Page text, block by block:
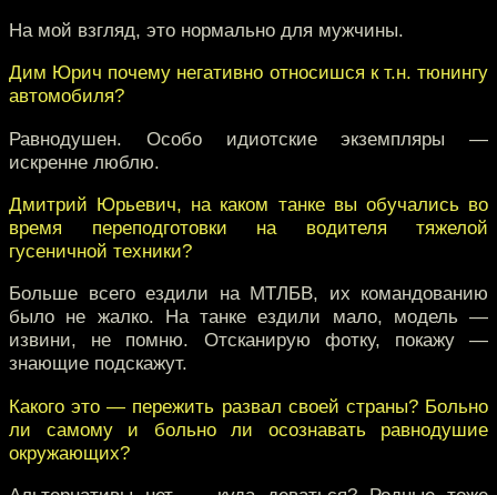
На мой взгляд, это нормально для мужчины.
Дим Юрич почему негативно относишся к т.н. тюнингу
автомобиля?
Равнодушен. Особо идиотские экземпляры —
искренне люблю.
Дмитрий Юрьевич, на каком танке вы обучались во
время переподготовки на водителя тяжелой
гусеничной техники?
Больше всего ездили на МТЛБВ, их командованию
было не жалко. На танке ездили мало, модель —
извини, не помню. Отсканирую фотку, покажу —
знающие подскажут.
Какого это — пережить развал своей страны? Больно
ли самому и больно ли осознавать равнодушие
окружающих?